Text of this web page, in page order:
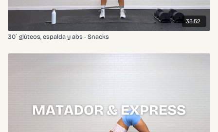
35:52
30´ glúteos, espalda y abs - Snacks